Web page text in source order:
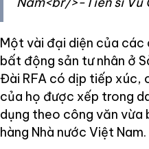
Một vài đại diện của các
bất động sản tư nhân ở
Đài RFA có dịp tiếp xúc,
của họ được xếp trong
dụng theo công văn vừa
hàng Nhà nước Việt Nam.